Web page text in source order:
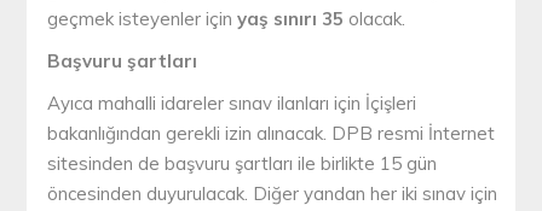
geçmek isteyenler içinyaş sınırı 35 olacak.
Başvuru şartları
Ayıca mahalli idareler sınav ilanları için İçişleri
bakanlığından gerekli izin alınacak. DPB resmi İnternet
sitesinden de başvuru şartları ile birlikte 15 gün
öncesinden duyurulacak. Diğer yandan her iki sınav için